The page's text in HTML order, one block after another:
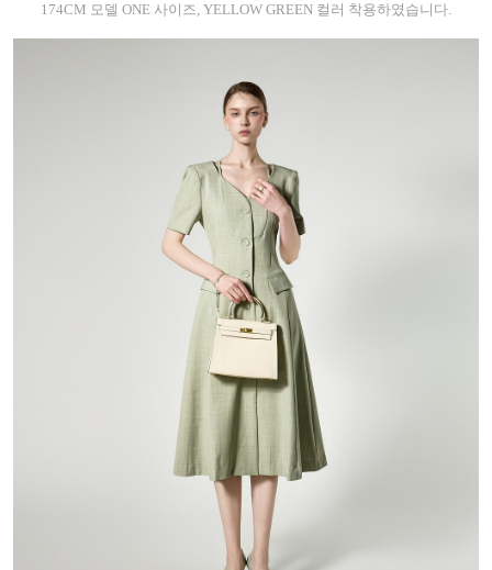
174CM 모델 ONE 사이즈, YELLOW GREEN 컬러 착용하였습니다.